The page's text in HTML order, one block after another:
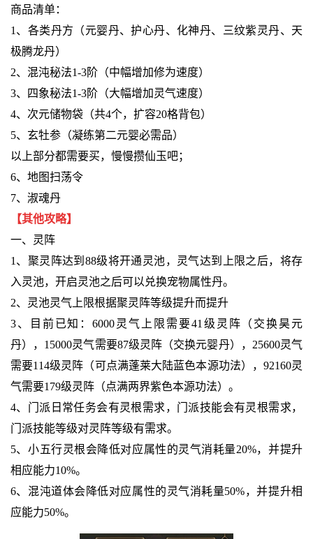
商品清单：
1、各类丹方（元婴丹、护心丹、化神丹、三纹紫灵丹、天
极腾龙丹）
2、混沌秘法1-3阶（中幅增加修为速度）
3、四象秘法1-3阶（大幅增加灵气速度）
4、次元储物袋（共4个，扩容20格背包）
5、玄牡参（凝练第二元婴必需品）
以上部分都需要买，慢慢攒仙玉吧；
6、地图扫荡令
7、淑魂丹
【其他攻略】
一、灵阵
1、聚灵阵达到88级将开通灵池，灵气达到上限之后，将存
入灵池，开启灵池之后可以兑换宠物属性丹。
2、灵池灵气上限根据聚灵阵等级提升而提升
3、目前已知：6000灵气上限需要41级灵阵（交换昊元
丹），15000灵气需要87级灵阵（交换元婴丹），25600灵气
需要114级灵阵（可点满蓬莱大陆蓝色本源功法），92160灵
气需要179级灵阵（点满两界紫色本源功法）。
4、门派日常任务会有灵根需求，门派技能会有灵根需求，
门派技能等级对灵阵等级有需求。
5、小五行灵根会降低对应属性的灵气消耗量20%，并提升
相应能力10%。
6、混沌道体会降低对应属性的灵气消耗量50%，并提升相
应能力50%。